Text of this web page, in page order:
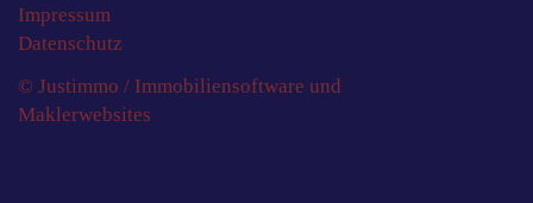
Impressum
Datenschutz
© Justimmo / Immobiliensoftware und
Maklerwebsites